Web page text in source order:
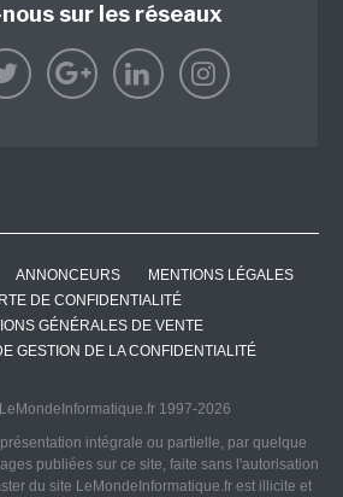
sur les réseaux
ANNONCEURS
MENTIONS LÉGALES
DE CONFIDENTIALITÉ
GÉNÉRALES DE VENTE
GESTION DE LA CONFIDENTIALITÉ
1997-2026
intégrale ou partielle, par quelque
publiées sur ce site, faite sans l'autorisation
du site LeMondeInformatique.fr est illicite et